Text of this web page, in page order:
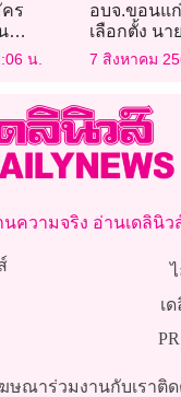
คร
พครูน.
อบจ.ขอนแ
เลือกตั้ง นา
สมัคร 17-
7 สิงหาคม
นความจริง อ่านเดลินิว
เ
ษณาร่วมงานกับเราติด